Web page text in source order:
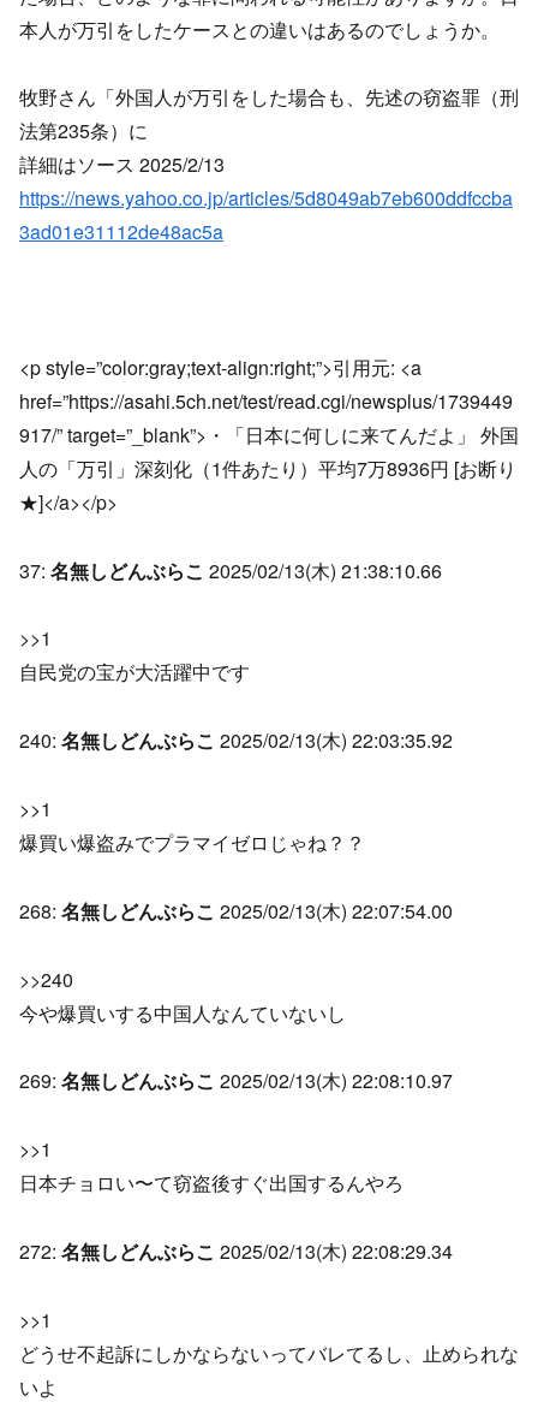
本人が万引をしたケースとの違いはあるのでしょうか。
牧野さん「外国人が万引をした場合も、先述の窃盗罪（刑
法第235条）に
詳細はソース 2025/2/13
https://news.yahoo.co.jp/articles/5d8049ab7eb600ddfccba
3ad01e31112de48ac5a
<p style=”color:gray;text-align:right;”>引用元: <a
href=”https://asahi.5ch.net/test/read.cgi/newsplus/1739449
917/” target=”_blank”>・「日本に何しに来てんだよ」 外国
人の「万引」深刻化（1件あたり）平均7万8936円 [お断り
★]</a></p>
37: 名無しどんぶらこ 2025/02/13(木) 21:38:10.66
>>1
自民党の宝が大活躍中です
240: 名無しどんぶらこ 2025/02/13(木) 22:03:35.92
>>1
爆買い爆盗みでプラマイゼロじゃね？？
268: 名無しどんぶらこ 2025/02/13(木) 22:07:54.00
>>240
今や爆買いする中国人なんていないし
269: 名無しどんぶらこ 2025/02/13(木) 22:08:10.97
>>1
日本チョロい〜て窃盗後すぐ出国するんやろ
272: 名無しどんぶらこ 2025/02/13(木) 22:08:29.34
>>1
どうせ不起訴にしかならないってバレてるし、止められな
いよ